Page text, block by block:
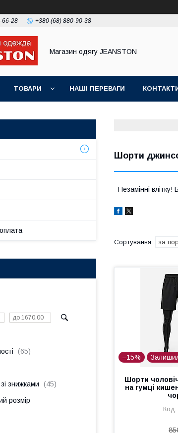
66-28 +380 (68) 880-90-38
Магазин одягу JEANSTON
ТОВАРИ НАШІ ПЕРЕВАГИ
Шорти
Незамінні
–15%
Шорти
на гумці
65
знижками 45
розмір